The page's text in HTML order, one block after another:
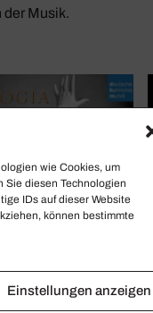
wie Cookies, um
Sie diesen Technologien
IDs auf dieser Website
können bestimmte
Einstellungen anzeigen
der Musik.